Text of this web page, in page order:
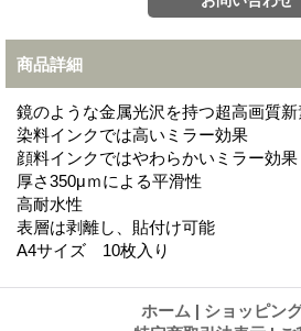
商品詳細
鏡のような金属光沢を持つ超高画質
染料インクでは高いミラー効果
顔料インクではやわらかいミラー効果
厚さ350μｍによる平滑性
高耐水性
表層は剥離し、貼付け可能
A4サイズ 10枚入り
ホーム | ショッピン